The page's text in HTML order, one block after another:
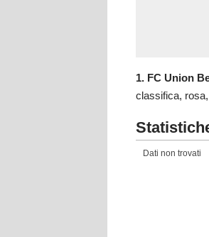
1. FC Union
classifica,
Dati non trovati